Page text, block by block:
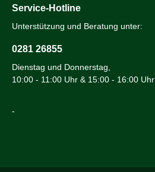
Service-Hotline
Unterstützung und Beratung unter:
0281 26855
Dienstag und Donnerstag,
10:00 - 11:00 Uhr & 15:00 - 16:00 Uhr
-